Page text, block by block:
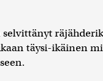
selvittänyt
täysi-ikäinen